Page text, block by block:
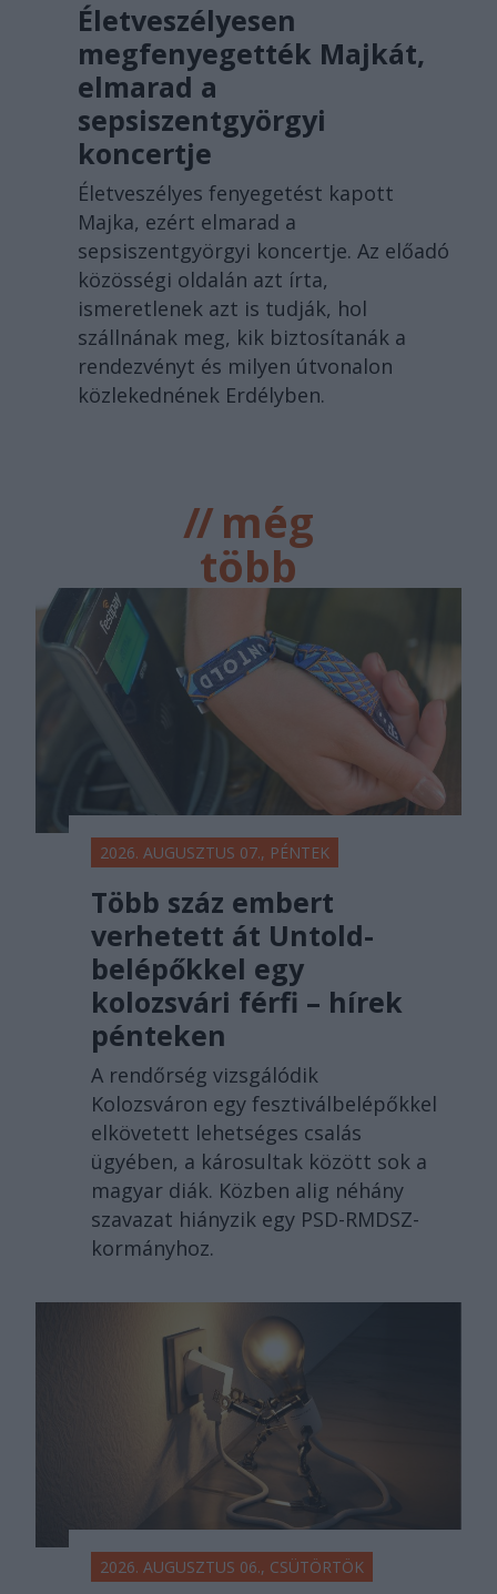
Életveszélyesen
megfenyegették Majkát,
elmarad a
sepsiszentgyörgyi
koncertje
Életveszélyes fenyegetést kapott
Majka, ezért elmarad a
sepsiszentgyörgyi koncertje. Az előadó
közösségi oldalán azt írta,
ismeretlenek azt is tudják, hol
szállnának meg, kik biztosítanák a
rendezvényt és milyen útvonalon
közlekednének Erdélyben.
//még
több
főtér.ro
2026. AUGUSZTUS 07., PÉNTEK
Több száz embert
verhetett át Untold-
belépőkkel egy
kolozsvári férfi – hírek
pénteken
A rendőrség vizsgálódik
Kolozsváron egy fesztiválbelépőkkel
elkövetett lehetséges csalás
ügyében, a károsultak között sok a
magyar diák. Közben alig néhány
szavazat hiányzik egy PSD-RMDSZ-
kormányhoz.
2026. AUGUSZTUS 06., CSÜTÖRTÖK